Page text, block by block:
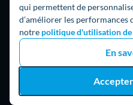
qui permettent de
d’améliorer les performances
notre politique d'utilisation de
En
Fait avec ⚡